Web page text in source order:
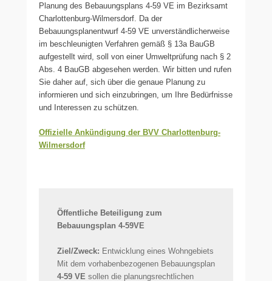
Planung des Bebauungsplans 4-59 VE im Bezirksamt
Charlottenburg-Wilmersdorf. Da der
Bebauungsplanentwurf 4-59 VE unverständlicherweise
im beschleunigten Verfahren gemäß § 13a BauGB
aufgestellt wird, soll von einer Umweltprüfung nach § 2
Abs. 4 BauGB abgesehen werden. Wir bitten und rufen
Sie daher auf, sich über die genaue Planung zu
informieren und sich einzubringen, um Ihre Bedürfnisse
und Interessen zu schützen.
Offizielle Ankündigung der BVV Charlottenburg-
Wilmersdorf
Öffentliche Beteiligung zum
Bebauungsplan 4-59VE
Ziel/Zweck: Entwicklung eines Wohngebiets
Mit dem vorhabenbezogenen Bebauungsplan
4-59 VE sollen die planungsrechtlichen